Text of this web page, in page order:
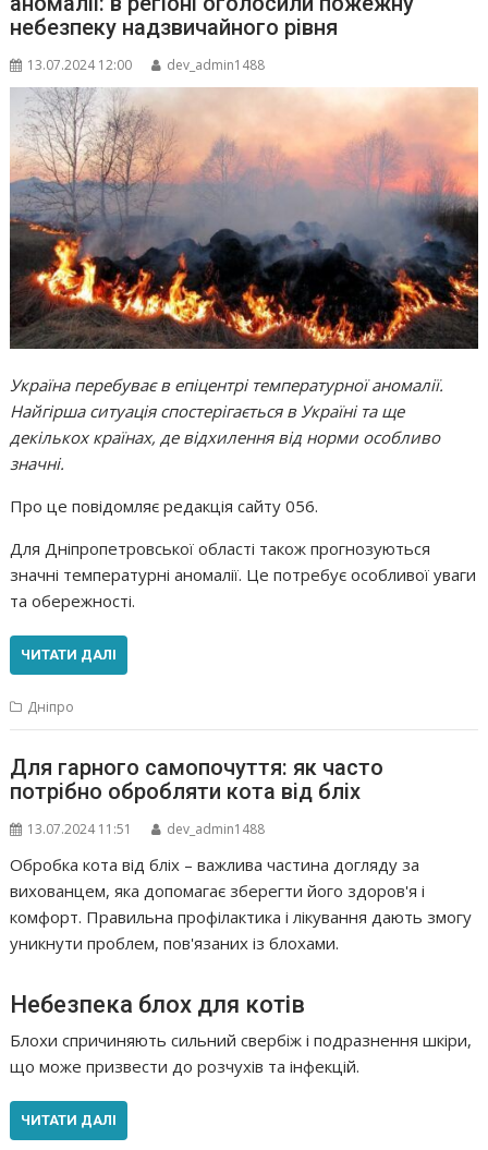
небезпеку надзвичайного рівня
13.07.2024 12:00 dev_admin1488
Україна перебуває в епіцентрі температурної аномалії.
Найгірша ситуація спостерігається в Україні та ще
декількох країнах, де відхилення від норми особливо
значні.
Про це повідомляє редакція сайту 056.
Для Дніпропетровської області також прогнозуються
значні температурні аномалії. Це потребує особливої уваги
та обережності.
ЧИТАТИ ДАЛІ
Дніпро
Для гарного самопочуття: як часто
потрібно обробляти кота від бліх
13.07.2024 11:51 dev_admin1488
Обробка кота від бліх – важлива частина догляду за
вихованцем, яка допомагає зберегти його здоров'я і
комфорт. Правильна профілактика і лікування дають змогу
уникнути проблем, пов'язаних із блохами.
Небезпека блох для котів
Блохи спричиняють сильний свербіж і подразнення шкіри,
що може призвести до розчухів та інфекцій.
ЧИТАТИ ДАЛІ